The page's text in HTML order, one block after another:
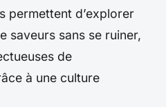
permettent d’explorer
saveurs sans se ruiner,
de
à une culture